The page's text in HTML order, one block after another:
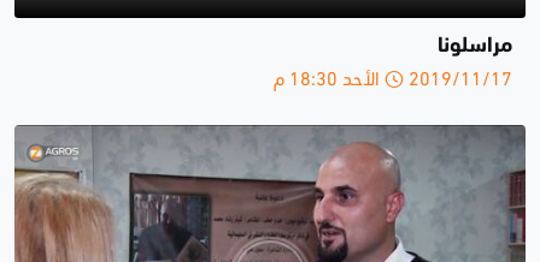
مراسلونا
2019/11/17 الأحد 18:30 م